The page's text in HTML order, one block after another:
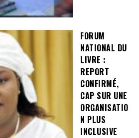
FORUM
NATIONAL DU
LIVRE :
REPORT
CONFIRMÉ,
CAP SUR UNE
ORGANISATIO
N PLUS
INCLUSIVE